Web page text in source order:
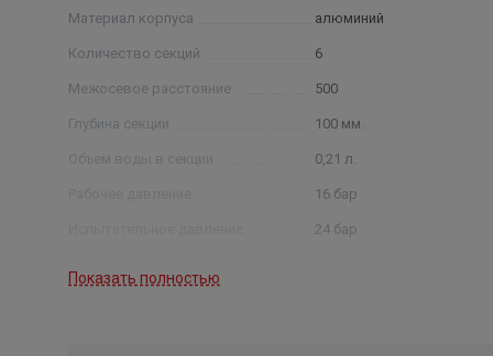
Материал корпуса алюминий
Количество секций 6
Межосевое расстояние 500
Глубина секции 100 мм.
0,21 л.
16 бар
24 бар
разрыв
Показать полностью